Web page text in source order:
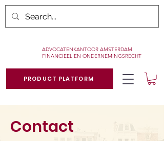
PRODUCT PLATFORM
ADVOCATENKANTOOR AMSTERDAM
FINANCIEEL EN ONDERNEMINGSRECHT
Contact